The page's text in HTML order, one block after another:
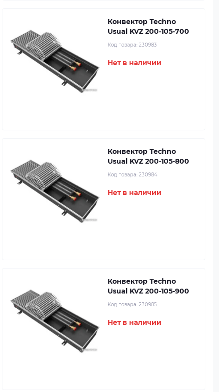
Конвектор Techno
Usual KVZ 200-105-700
Код товара: 230983
Нет в наличии
Конвектор Techno
Usual KVZ 200-105-800
Код товара: 230984
Нет в наличии
Конвектор Techno
Usual KVZ 200-105-900
Код товара: 230985
Нет в наличии